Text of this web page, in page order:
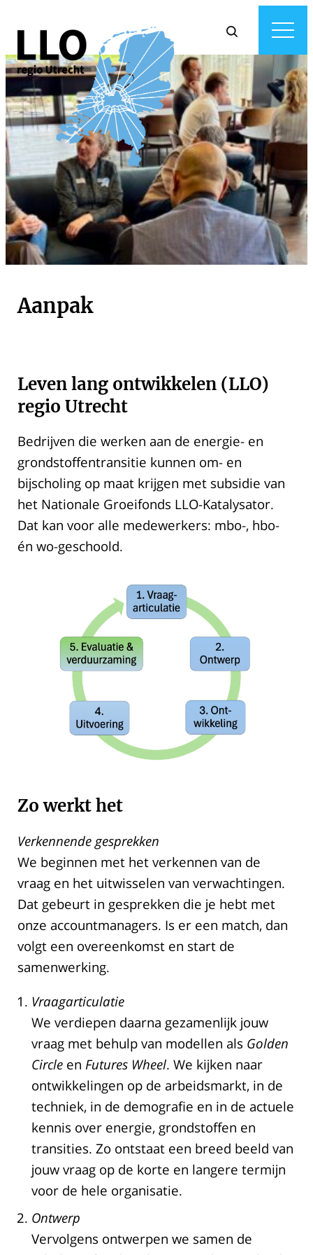
Aanpak
Leven lang ontwikkelen (LLO)
regio Utrecht
Bedrijven die werken aan de energie- en
grondstoffentransitie kunnen om- en
bijscholing op maat krijgen met subsidie van
het Nationale Groeifonds LLO-Katalysator.
Dat kan voor alle medewerkers: mbo-, hbo-
én wo-geschoold.
Zo werkt het
Verkennende gesprekken
We beginnen met het verkennen van de
vraag en het uitwisselen van verwachtingen.
Dat gebeurt in gesprekken die je hebt met
onze accountmanagers. Is er een match, dan
volgt een overeenkomst en start de
samenwerking.
Vraagarticulatie
We verdiepen daarna gezamenlijk jouw
vraag met behulp van modellen als Golden
Circle en Futures Wheel. We kijken naar
ontwikkelingen op de arbeidsmarkt, in de
techniek, in de demografie en in de actuele
kennis over energie, grondstoffen en
transities. Zo ontstaat een breed beeld van
jouw vraag op de korte en langere termijn
voor de hele organisatie.
Ontwerp
Vervolgens ontwerpen we samen de